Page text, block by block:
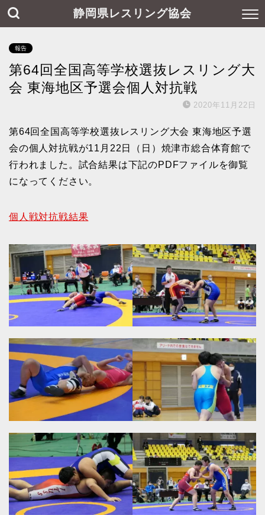
静岡県レスリング協会
報告
第64回全国高等学校選抜レスリング大
会 東海地区予選会個人対抗戦
2020年11月22日
第64回全国高等学校選抜レスリング大会 東海地区予選
会の個人対抗戦が11月22日（日）焼津市総合体育館で
行われました。試合結果は下記のPDFファイルを御覧
になってください。
個人戦対抗戦結果